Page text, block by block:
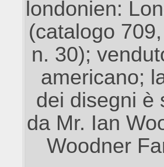
londonien:
(catalogo
n. 30);
americano;
dei disegni è
da Mr. Ian
Woodner